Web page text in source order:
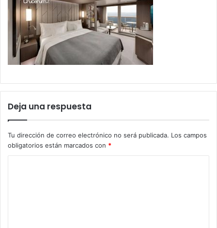
Deja una respuesta
Tu dirección de correo electrónico no será publicada. Los campos
obligatorios están marcados con *